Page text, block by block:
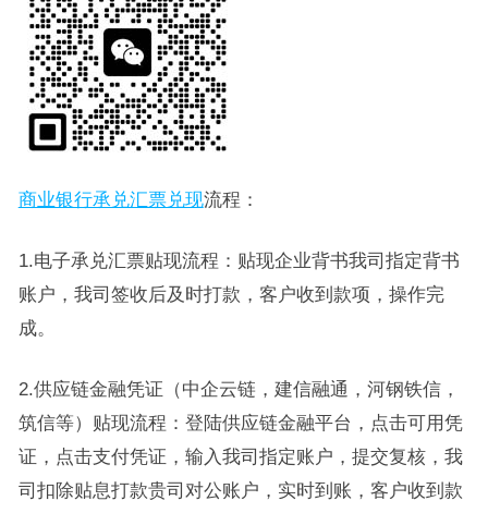
商业银行承兑汇票兑现流程：
1.电子承兑汇票贴现流程：贴现企业背书我司指定背书
账户，我司签收后及时打款，客户收到款项，操作完
成。
2.供应链金融凭证（中企云链，建信融通，河钢铁信，
筑信等）贴现流程：登陆供应链金融平台，点击可用凭
证，点击支付凭证，输入我司指定账户，提交复核，我
司扣除贴息打款贵司对公账户，实时到账，客户收到款